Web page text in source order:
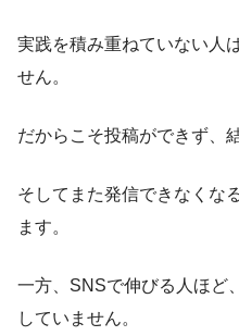
実践を積み重ねていない人
せん。
だからこそ投稿ができず、
そしてまた発信できなくな
ます。
一方、SNSで伸びる人ほど
していません。